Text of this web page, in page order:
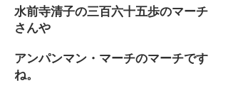
水前寺清子の三百六十五歩のマーチ
さんや
アンパンマン・マーチのマーチです
ね。